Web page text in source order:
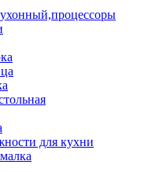
для кухни